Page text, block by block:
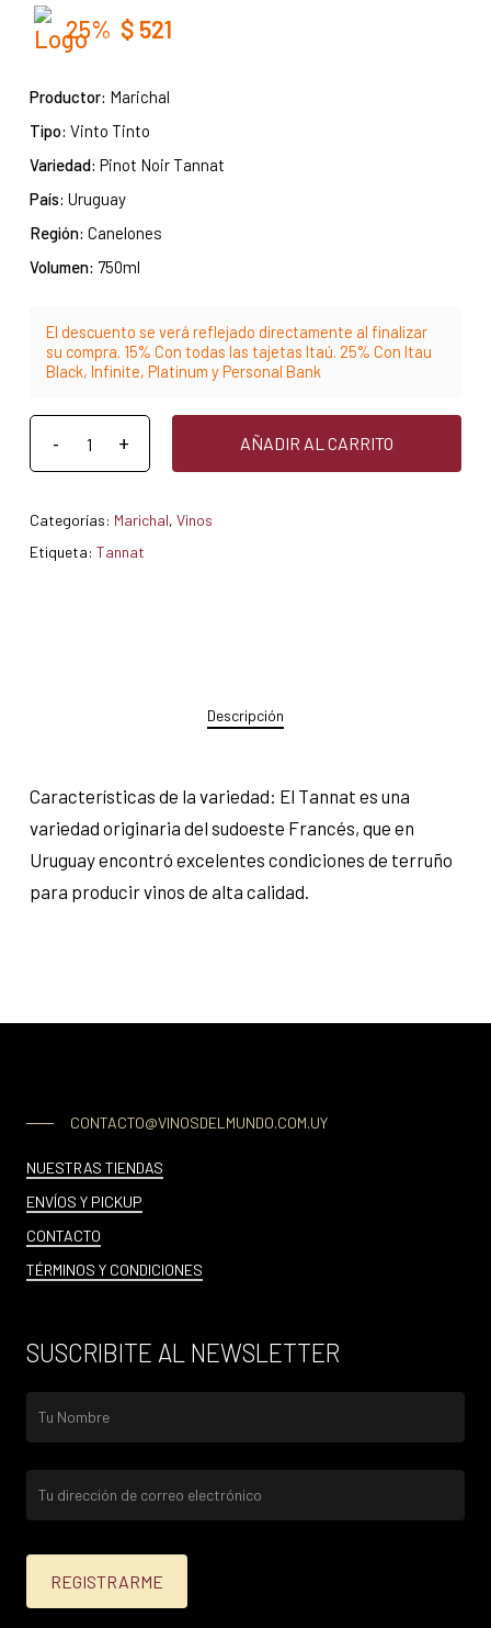
25% $ 521
Productor: Marichal
Tipo: Vinto Tinto
Variedad: Pinot Noir Tannat
País: Uruguay
Región: Canelones
Volumen: 750ml
El descuento se verá reflejado directamente al finalizar
su compra. 15% Con todas las tajetas Itaú. 25% Con Itau
Black, Infinite, Platinum y Personal Bank
AÑADIR AL CARRITO
Categorías: Marichal, Vinos
Etiqueta: Tannat
Descripción
Características de la variedad: El Tannat es una
variedad originaria del sudoeste Francés, que en
Uruguay encontró excelentes condiciones de terruño
para producir vinos de alta calidad.
CONTACTO@VINOSDELMUNDO.COM.UY
NUESTRAS TIENDAS
ENVÍOS Y PICKUP
CONTACTO
TÉRMINOS Y CONDICIONES
SUSCRIBITE AL NEWSLETTER